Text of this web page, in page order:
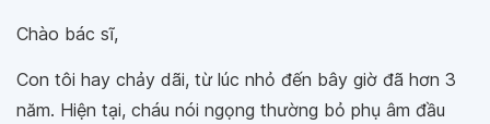
Chào bác sĩ,
Con tôi hay chảy dãi, từ lúc nhỏ đến bây giờ đã hơn 3
năm. Hiện tại, cháu nói ngọng thường bỏ phụ âm đầu